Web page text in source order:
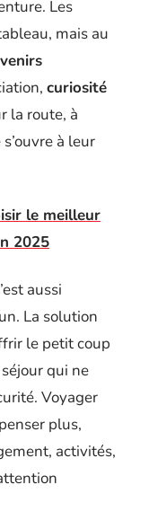
Les
mais au
curiosité
la route, à
à leur
le meilleur
2025
aussi
La solution
le petit coup
qui ne
Voyager
plus,
activités,